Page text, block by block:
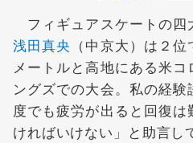
フィギュアスケートの四
浅田真央 （中京大）は２
メートルと高地にある米
ングズでの大会。私の経
度でも疲労が出ると回復
ければいけない」と助言し